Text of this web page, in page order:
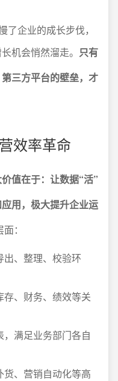
了企业的成长步伐，
机会悄然溜走。 只有
三方平台的壁垒，才
效率革命
值在于：让数据“活”
用，极大提升企业运
：
、整理、校验环
、财务、绩效等关
满足业务部门各自
、营销自动化等高